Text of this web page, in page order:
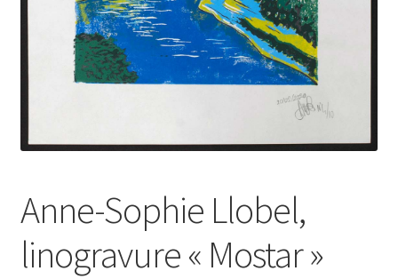
Anne-Sophie Llobel,
linogravure « Mostar »